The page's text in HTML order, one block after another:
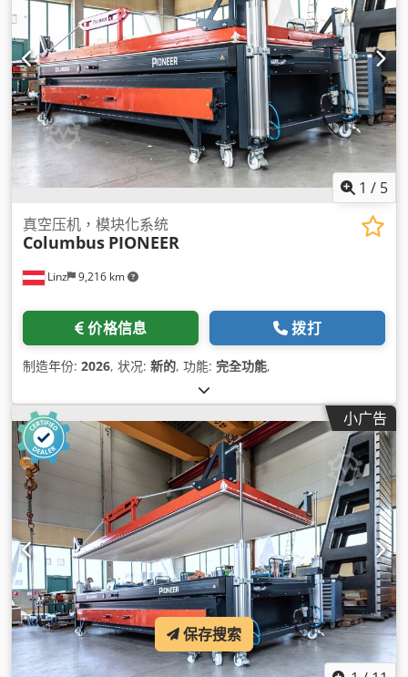
1 / 5
Linz 9,216 km
真空压机，模块化系统
Columbus PIONEER
价格信息 拨打
制造年份: 2026, 状况: 新的, 功能: 完全功能,
小广告
保存搜索